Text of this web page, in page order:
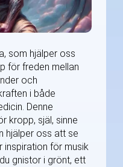
som hjälper oss
för freden mellan
och
i både
Denne
kropp, själ, sinne
hjälper oss att se
inspiration för musik
gnistor i grönt, ett